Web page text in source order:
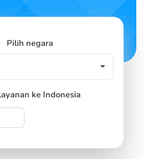
Pilih negara
ke Indonesia